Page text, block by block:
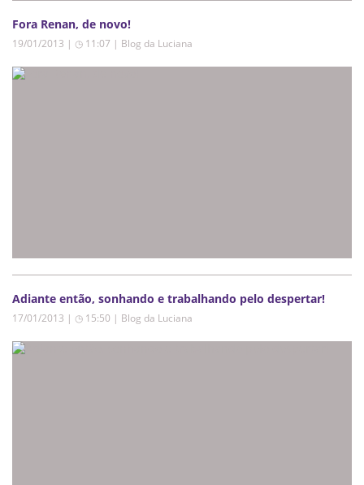
Fora Renan, de novo!
19/01/2013 | ◷ 11:07 | Blog da Luciana
Adiante então, sonhando e trabalhando pelo despertar!
17/01/2013 | ◷ 15:50 | Blog da Luciana